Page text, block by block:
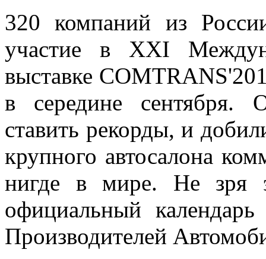
320 компаний из
участие в XXI
выставке
в середине сентября.
ставить рекорды, и
крупного автосалона
нигде в мире. Не зря
официальный
Производителей